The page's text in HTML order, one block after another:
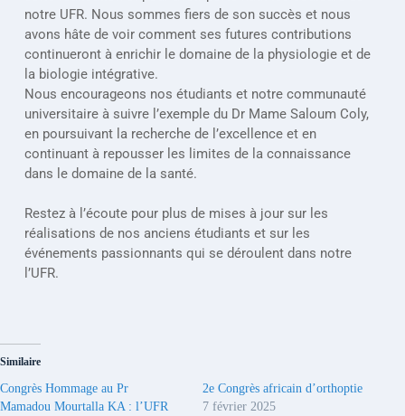
notre UFR. Nous sommes fiers de son succès et nous
avons hâte de voir comment ses futures contributions
continueront à enrichir le domaine de la physiologie et de
la biologie intégrative.
Nous encourageons nos étudiants et notre communauté
universitaire à suivre l’exemple du Dr Mame Saloum Coly,
en poursuivant la recherche de l’excellence et en
continuant à repousser les limites de la connaissance
dans le domaine de la santé.
Restez à l’écoute pour plus de mises à jour sur les
réalisations de nos anciens étudiants et sur les
événements passionnants qui se déroulent dans notre
l’UFR.
Similaire
Congrès Hommage au Pr
Mamadou Mourtalla KA : l’UFR
2e Congrès africain d’orthoptie
7 février 2025